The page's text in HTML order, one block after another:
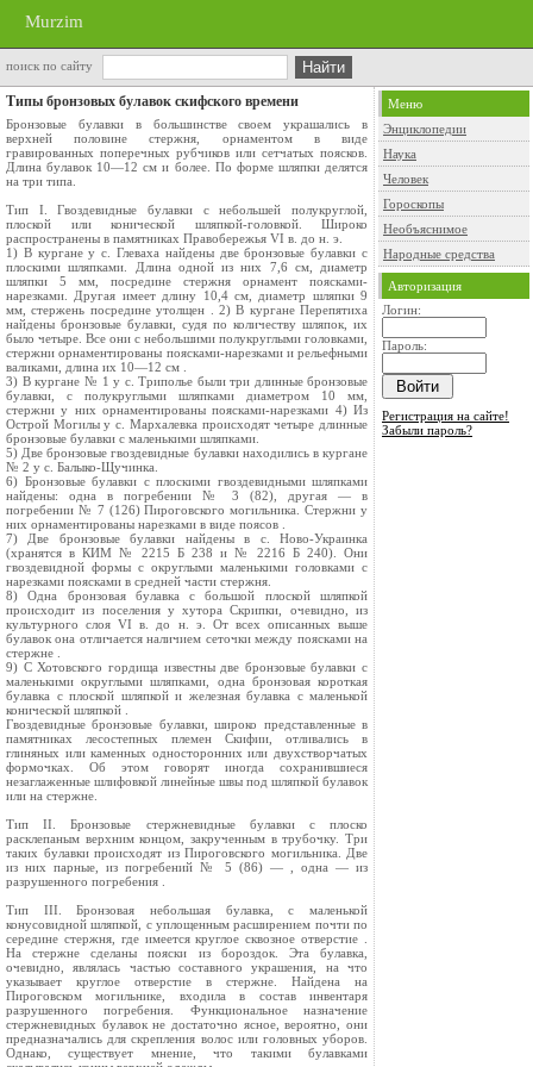
Murzim
поиск по сайту
Типы бронзовых булавок скифского времени
Бронзовые булавки в большинстве своем украшались в
верхней половине стержня, орнаментом в виде
гравированных поперечных рубчиков или сетчатых поясков.
Длина булавок 10—12 см и более. По форме шляпки делятся
на три типа.
Тип І. Гвоздевидные булавки с небольшей полукруглой,
плоской или конической шляпкой-головкой. Широко
распространены в памятниках Правобережья VI в. до н. э.
1) В кургане у с. Глеваха найдены две бронзовые булавки с
плоскими шляпками. Длина одной из них 7,6 см, диаметр
шляпки 5 мм, посредине стержня орнамент поясками-
нарезками. Другая имеет длину 10,4 см, диаметр шляпки 9
мм, стержень посредине утолщен . 2) В кургане Перепятиха
найдены бронзовые булавки, судя по количеству шляпок, их
было четыре. Все они с небольшими полукруглыми головками,
стержни орнаментированы поясками-нарезками и рельефными
валиками, длина их 10—12 см .
3) В кургане № 1 у с. Триполье были три длинные бронзовые
булавки, с полукруглыми шляпками диаметром 10 мм,
стержни у них орнаментированы поясками-нарезками 4) Из
Острой Могилы у с. Мархалевка происходят четыре длинные
бронзовые булавки с маленькими шляпками.
5) Две бронзовые гвоздевидные булавки находились в кургане
№ 2 у с. Балыко-Щучинка.
6) Бронзовые булавки с плоскими гвоздевидными шляпками
найдены: одна в погребении № 3 (82), другая — в
погребении № 7 (126) Пироговского могильника. Стержни у
них орнаментированы нарезками в виде поясов .
7) Две бронзовые булавки найдены в с. Ново-Украинка
(хранятся в КИМ № 2215 Б 238 и № 2216 Б 240). Они
гвоздевидной формы с округлыми маленькими головками с
нарезками поясками в средней части стержня.
8) Одна бронзовая булавка с большой плоской шляпкой
происходит из поселения у хутора Скрипки, очевидно, из
культурного слоя VI в. до н. э. От всех описанных выше
булавок она отличается наличием сеточки между поясками на
стержне .
9) С Хотовского гордища известны две бронзовые булавки с
маленькими округлыми шляпками, одна бронзовая короткая
булавка с плоской шляпкой и железная булавка с маленькой
конической шляпкой .
Гвоздевидные бронзовые булавки, широко представленные в
памятниках лесостепных племен Скифии, отливались в
глиняных или каменных односторонних или двухстворчатых
формочках. Об этом говорят иногда сохранившиеся
незаглаженные шлифовкой линейные швы под шляпкой булавок
или на стержне.
Тип ІІ. Бронзовые стержневидные булавки с плоско
расклепаным верхним концом, закрученным в трубочку. Три
таких булавки происходят из Пироговского могильника. Две
из них парные, из погребений № 5 (86) — , одна — из
разрушенного погребения .
Тип ІІІ. Бронзовая небольшая булавка, с маленькой
конусовидной шляпкой, с уплощенным расширением почти по
середине стержня, где имеется круглое сквозное отверстие .
На стержне сделаны пояски из бороздок. Эта булавка,
очевидно, являлась частью составного украшения, на что
указывает круглое отверстие в стержне. Найдена на
Пироговском могильнике, входила в состав инвентаря
разрушенного погребения. Функциональное назначение
стержневидных булавок не достаточно ясное, вероятно, они
предназначались для скрепления волос или головных уборов.
Однако, существует мнение, что такими булавками
Меню
Энциклопедии
Наука
Человек
Гороскопы
Необъяснимое
Народные средства
Авторизация
Логин:
Пароль:
Регистрация на сайте!
Забыли пароль?